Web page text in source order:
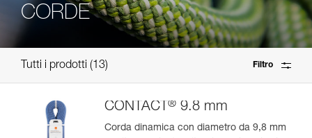
CORDE
Tutti i prodotti 13 Filtro
CONTACT ® 9.8 mm
Corda dinamica con diametro da 9,8 mm